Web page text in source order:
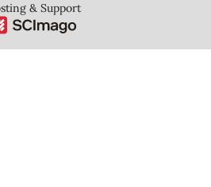
& Support